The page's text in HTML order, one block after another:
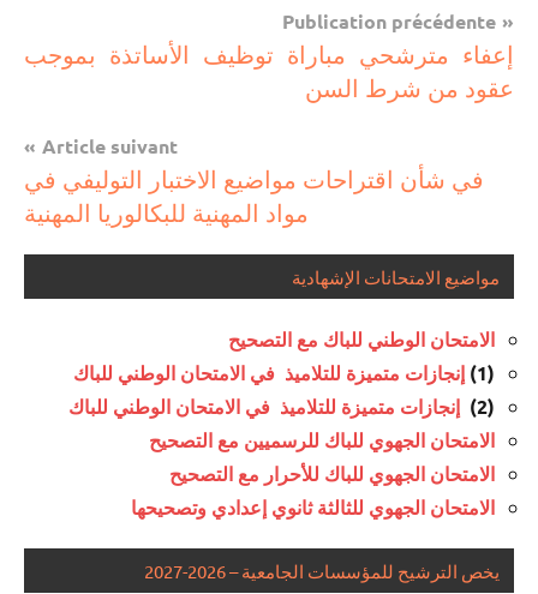
مستجدات
Navigation
de
l’article
Publication précédente
إعفاء مترشحي مباراة توظيف الأساتذة بموجب
عقود من شرط السن
Article suivant
في شأن اقتراحات مواضيع الاختبار التوليفي في
مواد المهنية للبكالوريا المهنية
مواضيع الامتحانات الإشهادية
الامتحان الوطني للباك مع التصحيح
(1)
إنجازات متميزة للتلاميذ في الامتحان الوطني للباك
(2)
إنجازات متميزة للتلاميذ في الامتحان الوطني للباك
الامتحان الجهوي للباك للرسميين مع التصحيح
الامتحان الجهوي للباك للأحرار مع التصحيح
الامتحان الجهوي للثالثة ثانوي إعدادي وتصحيحها
يخص الترشيح للمؤسسات الجامعية – 2026-2027